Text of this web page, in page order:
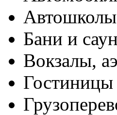
Автошколы
Бани и
Вокзалы,
Гостиницы